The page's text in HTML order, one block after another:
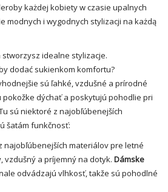
każdej kobiety w czasie upalnych
modnych i wygodnych stylizacji na każdą
idealne stylizacje.
dodać sukienkom komfortu?
sú ľahké, vzdušné a prírodné
pokožke dýchať a poskytujú pohodlie pri
sú niektoré z najobľúbenejších
šatám funkčnosť:
najobľúbenejších materiálov pre letné
vzdušný a príjemný na dotyk. Dámske
odvádzajú vlhkosť, takže sú pohodlné